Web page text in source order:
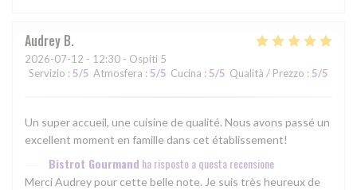
Audrey B
2026-07-12 - 12:30 - Ospiti 5
Servizio : 5/5 Atmosfera : 5/5 Cucina : 5/5 Qualità / Prezzo : 5/5
Un super accueil, une cuisine de qualité. Nous avons passé un
excellent moment en famille dans cet établissement!
Bistrot Gourmand ha risposto a questa recensione
Merci Audrey pour cette belle note. Je suis très heureux de